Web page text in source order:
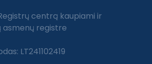
centrą kaupiami ir
asmenų registre
LT241102419